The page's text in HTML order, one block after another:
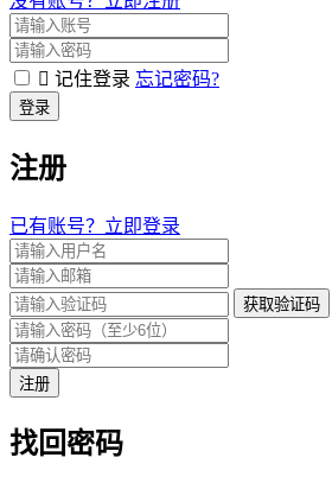
记住登录 忘记密码?
登录
注册
已有账号？立即登录
获取验证码
注册
找回密码